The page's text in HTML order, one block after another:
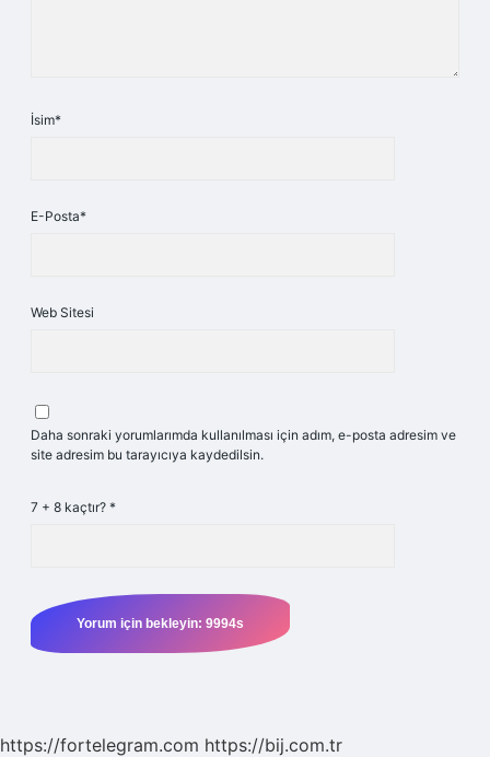
İsim*
E-Posta*
Web Sitesi
Daha sonraki yorumlarımda kullanılması için adım, e-posta adresim ve
site adresim bu tarayıcıya kaydedilsin.
7 + 8 kaçtır? *
https://fortelegram.com https://bij.com.tr